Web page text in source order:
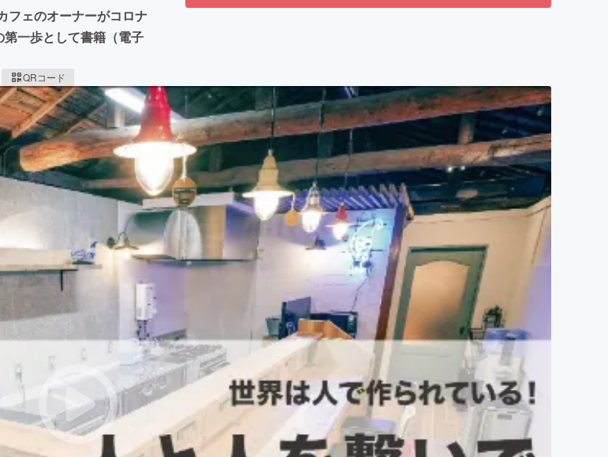
フェのオーナーがコロナ
一歩として書籍（電子
QRコード